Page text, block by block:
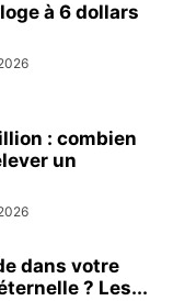
à 6 dollars
: combien
un
dans votre
? Les...